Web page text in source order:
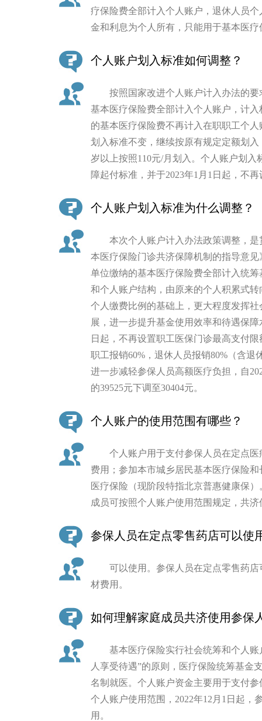
ITALIANO
疗保险费全部计入个人账户，退休人员
金和利息为个人所有，只能用于基本医疗
个人账户划入标准如何调整？
按照国家改进个人账户计入办法的要
基本医疗保险费全部计入个人账户，计
的基本医疗保险费不再计入在职职工个
划入标准不变，继续按原有规定定额划
岁以上按照110元/月划入。个人账户划
障起付标准，并于2023年1月1日起，不
个人账户划入标准为什么调整？
本次个人账户计入办法政策调整，是
本医疗保险门诊共济保障机制的指导意
单位缴纳的基本医疗保险费全部计入统
和个人账户结构，由原来的个人积累式
个人缴费比例的基础上，更大程度发挥
展，进一步提升基金使用效率和待遇保
日起，不再设置职工医保门诊最高支付
职工报销60%，退休人员报销80%（含
进一步减轻参保人员高额医疗负担，自
的39525元下调至30404元。
个人账户的使用范围有哪些？
个人账户用于支付参保人员在定点医
费用；参加本市城乡居民基本医疗保险
医疗保险（现阶段特指北京普惠健康保
成员可按照个人账户使用范围规定，共
参保人员在定点零售药店可以使
可以使用。参保人员在定点零售药店
材费用。
如何理解家庭成员共济使用参保
基本医疗保险实行社会统筹和个人账
人享受待遇”的原则，医疗保险统筹基金
名制就医。个人账户资金主要用于支付
个人账户使用范围，2022年12月1日起，
用。